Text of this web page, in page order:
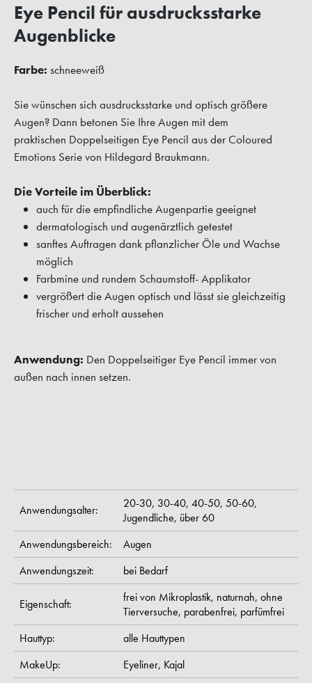
Eye Pencil für ausdrucksstarke
Augenblicke
Farbe: schneeweiß
Sie wünschen sich ausdrucksstarke und optisch größere
Augen? Dann betonen Sie Ihre Augen mit dem
praktischen Doppelseitigen Eye Pencil aus der Coloured
Emotions Serie von Hildegard Braukmann.
Die Vorteile im Überblick:
auch für die empfindliche Augenpartie geeignet
dermatologisch und augenärztlich getestet
sanftes Auftragen dank pflanzlicher Öle und Wachse
möglich
Farbmine und rundem Schaumstoff- Applikator
vergrößert die Augen optisch und lässt sie gleichzeitig
frischer und erholt aussehen
Anwendung: Den Doppelseitiger Eye Pencil immer von
außen nach innen setzen.
Anwendungsalter: 20-30, 30-40, 40-50, 50-60,
Jugendliche, über 60
Anwendungsbereich:
Augen
Anwendungszeit:
bei Bedarf
Eigenschaft: frei von Mikroplastik, naturnah, ohne
Tierversuche, parabenfrei, parfümfrei
Hauttyp:
alle Hauttypen
MakeUp:
Eyeliner, Kajal